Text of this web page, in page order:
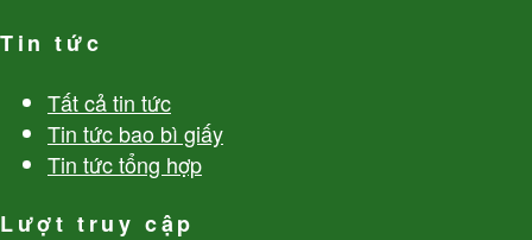
Tin tức
Tất cả tin tức
Tin tức bao bì giấy
Tin tức tổng hợp
Lượt truy cập